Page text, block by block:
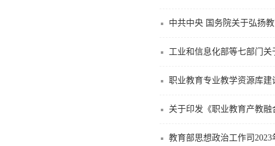
中共中央 国务院关于弘扬
工业和信息化部等七部门
职业教育专业教学资源库建
关于印发《职业教育产教
教育部思想政治工作司2023